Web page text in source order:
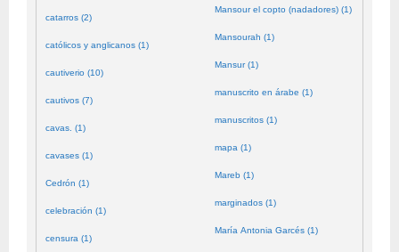
catarros (2)
católicos y anglicanos (1)
cautiverio (10)
cautivos (7)
cavas. (1)
cavases (1)
Cedrón (1)
celebración (1)
censura (1)
Mansour el copto (nadadores) (1)
Mansourah (1)
Mansur (1)
manuscrito en árabe (1)
manuscritos (1)
mapa (1)
Mareb (1)
marginados (1)
María Antonia Garcés (1)